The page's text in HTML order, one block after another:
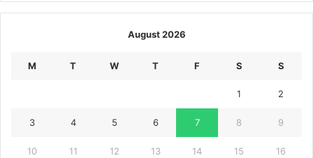
August 2026
M T W T F S S
1 2
3 4 5 6 7 8 9
10 11 12 13 14 15 16